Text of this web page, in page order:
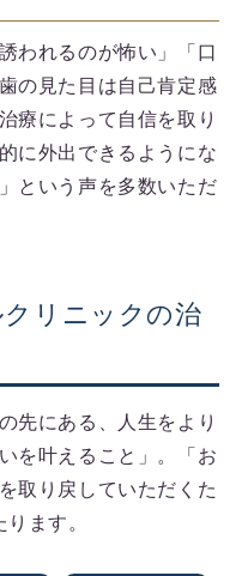
われるのが怖い」「口
の見た目は自己肯定感
療によって自信を取り
に外出できるようにな
という声を多数いただ
リニックの治
の先にある、人生をより
を叶えること」 。「お
取り戻していただくた
ます。